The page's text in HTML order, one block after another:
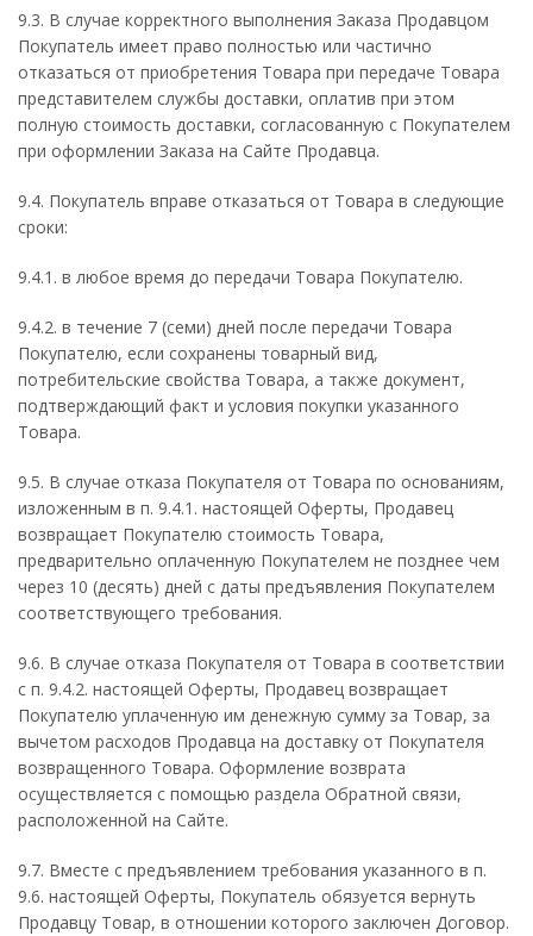
9.3. В случае корректного выполнения Заказа Продавцом
Покупатель имеет право полностью или частично
отказаться от приобретения Товара при передаче Товара
представителем службы доставки, оплатив при этом
полную стоимость доставки, согласованную с Покупателем
при оформлении Заказа на Сайте Продавца.
9.4. Покупатель вправе отказаться от Товара в следующие
сроки:
9.4.1. в любое время до передачи Товара Покупателю.
9.4.2. в течение 7 (семи) дней после передачи Товара
Покупателю, если сохранены товарный вид,
потребительские свойства Товара, а также документ,
подтверждающий факт и условия покупки указанного
Товара.
9.5. В случае отказа Покупателя от Товара по основаниям,
изложенным в п. 9.4.1. настоящей Оферты, Продавец
возвращает Покупателю стоимость Товара,
предварительно оплаченную Покупателем не позднее чем
через 10 (десять) дней с даты предъявления Покупателем
соответствующего требования.
9.6. В случае отказа Покупателя от Товара в соответствии
с п. 9.4.2. настоящей Оферты, Продавец возвращает
Покупателю уплаченную им денежную сумму за Товар, за
вычетом расходов Продавца на доставку от Покупателя
возвращенного Товара. Оформление возврата
осуществляется с помощью раздела Обратной связи,
расположенной на Сайте.
9.7. Вместе с предъявлением требования указанного в п.
9.6. настоящей Оферты, Покупатель обязуется вернуть
Продавцу Товар, в отношении которого заключен Договор.